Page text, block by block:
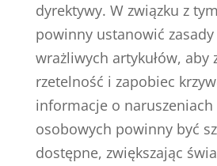
dyrektywy. W związku z
powinny ustanowić
wrażliwych artykułów, aby
rzetelność i zapobiec
informacje o naruszeniach
osobowych powinny być
dostępne, zwiększając